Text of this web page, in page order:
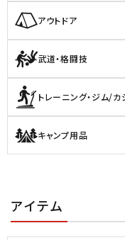
アウトドア
武道・格闘技
トレーニング・ジム/カ
キャンプ用品
アイテム